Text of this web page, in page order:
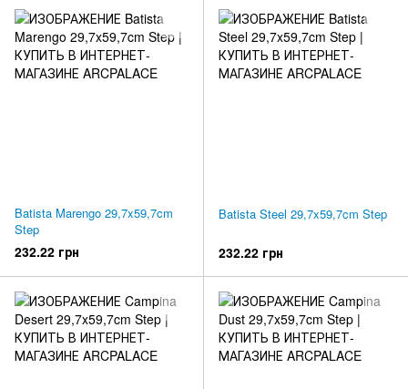
Batista Marengo 29,7x59,7cm
Step
232.22 грн
Batista Steel 29,7x59,7cm Step
232.22 грн